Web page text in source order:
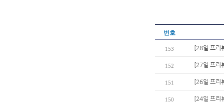
번호
153 [28일 프리
152 [27일 프리
151 [26일 프리
150 [24일 프리